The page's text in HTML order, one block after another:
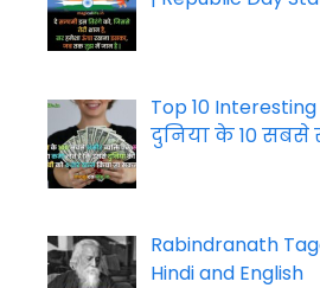
Top 10
दुनिया के 10 सबसे
Rabindranath
Hindi and English